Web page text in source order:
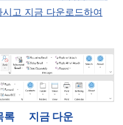
고 지금 다운로드하여
록
지금 다운